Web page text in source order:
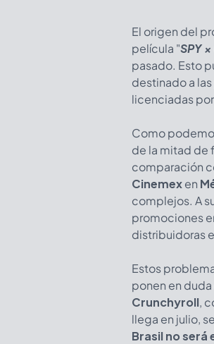
El origen del
película "SPY
pasado. Esto
destinado a
licenciadas
Como
de la mitad de
comparación
Cinemexen
complejos. A
promociones
distribuidoras
Estos
ponen en
Crunchyroll,
llega en julio,
Brasil no